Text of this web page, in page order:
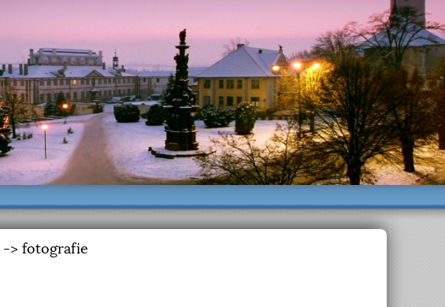
-> fotografie